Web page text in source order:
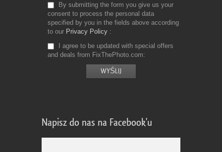
By submitting the form you give us your
consent to process the personal data
specified by you in the fields above according
to our Privacy Policy
I agree to be updated with special offers
and deals from FixThePhoto.com
Napisz do nas na Facebook'u